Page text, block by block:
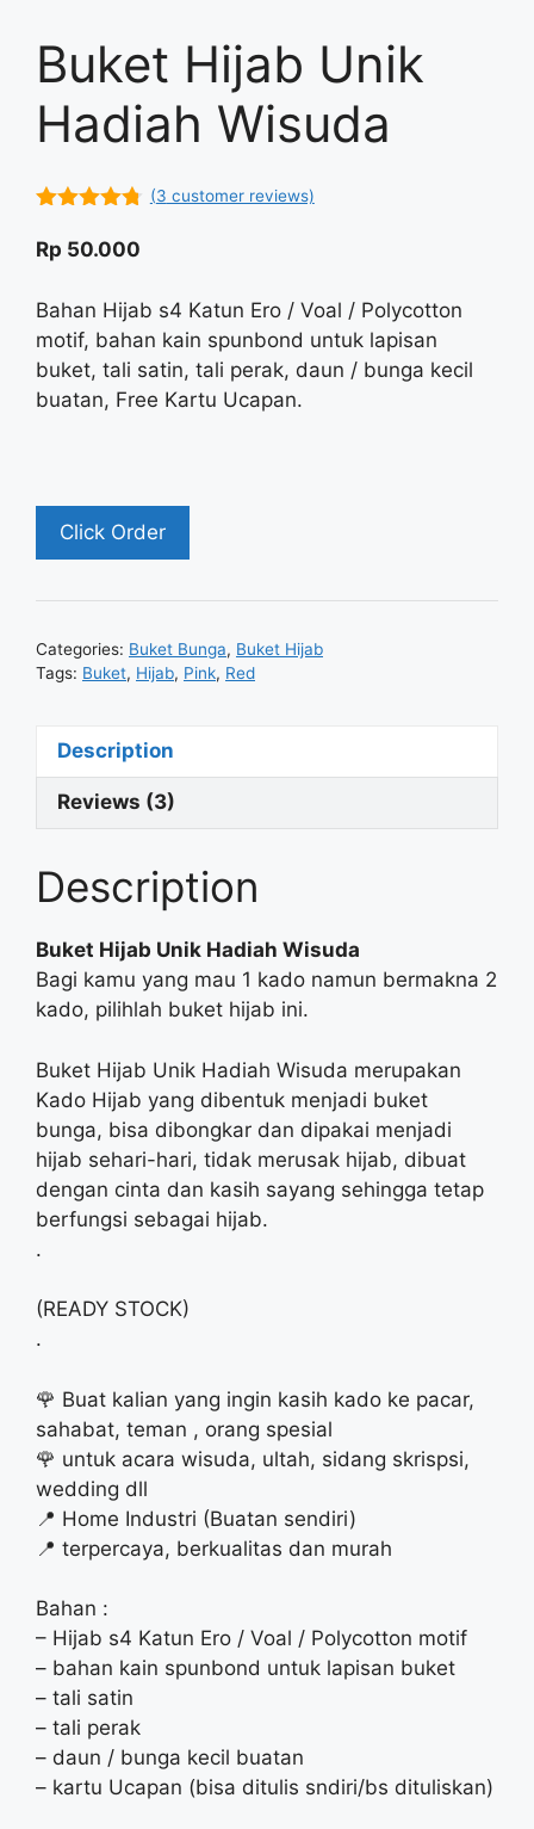
Buket Hijab Unik
Hadiah Wisuda
of 5
(3 customer reviews)
Rp 50.000
Bahan Hijab s4 Katun Ero / Voal / Polycotton
motif, bahan kain spunbond untuk lapisan
buket, tali satin, tali perak, daun / bunga kecil
buatan, Free Kartu Ucapan.
Click Order
Categories: Buket Bunga, Buket Hijab
Tags: Buket, Hijab, Pink, Red
Description
Reviews (3)
Description
Buket Hijab Unik Hadiah Wisuda
Bagi kamu yang mau 1 kado namun bermakna 2
kado, pilihlah buket hijab ini.
Buket Hijab Unik Hadiah Wisuda merupakan
Kado Hijab yang dibentuk menjadi buket
bunga, bisa dibongkar dan dipakai menjadi
hijab sehari-hari, tidak merusak hijab, dibuat
dengan cinta dan kasih sayang sehingga tetap
berfungsi sebagai hijab.
.
(READY STOCK)
.
🌹 Buat kalian yang ingin kasih kado ke pacar,
sahabat, teman , orang spesial
🌹 untuk acara wisuda, ultah, sidang skrispsi,
wedding dll
📍 Home Industri (Buatan sendiri)
📍 terpercaya, berkualitas dan murah
Bahan :
– Hijab s4 Katun Ero / Voal / Polycotton motif
– bahan kain spunbond untuk lapisan buket
– tali satin
– tali perak
– daun / bunga kecil buatan
– kartu Ucapan (bisa ditulis sndiri/bs dituliskan)